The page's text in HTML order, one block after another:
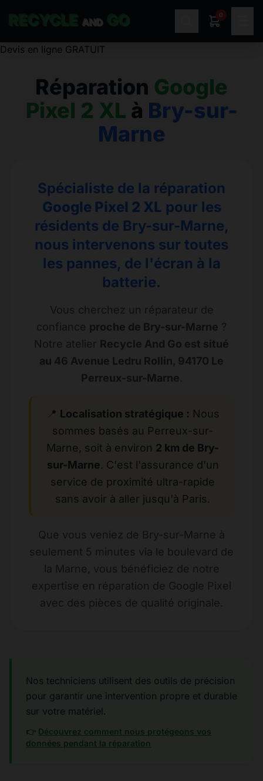
AND
0
Réparation Google
Pixel 2 XL à Bry-sur-
Marne
Spécialiste de la réparation
Google Pixel 2 XL pour les
résidents de Bry-sur-Marne,
nous intervenons sur toutes
les pannes, de l'écran à la
batterie.
Vous cherchez un réparateur de
confiance proche de Bry-sur-Marne ?
Notre atelier Recycle And Go est situé
au 46 Avenue Ledru Rollin, 94170 Le
Perreux-sur-Marne.
📍 Localisation stratégique : Nous
sommes basés au Perreux-sur-
Marne, soit à environ 2 km de Bry-
sur-Marne. C'est l'assurance d'un
service de proximité ultra-rapide
sans avoir à aller jusqu'à Paris.
Que vous veniez de Bry-sur-Marne à
seulement 5 minutes via le boulevard de
la Marne, vous bénéficiez de notre
expertise en réparation de Google Pixel
avec des pièces de qualité originale.
Nos techniciens utilisent des outils de précision
pour garantir une intervention propre et durable
sur votre matériel.
👉 Découvrez comment nous protégeons vos
données pendant la réparation